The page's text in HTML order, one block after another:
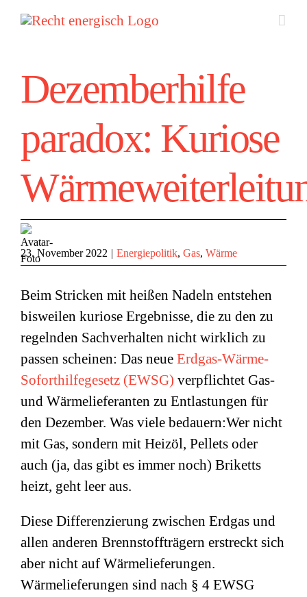
Zum
Inhalt
Dezemberhilfe
paradox: Kuriose
23. November 2022 | Energiepolitik, Gas, Wärme
Beim Stricken mit heißen Nadeln entstehen
bisweilen kuriose Ergebnisse, die zu den zu
regelnden Sachverhalten nicht wirklich zu
passen scheinen: Das neue Erdgas-Wärme-
Soforthilfegesetz (EWSG) verpflichtet Gas-
und Wärmelieferanten zu Entlastungen für
den Dezember. Was viele bedauern:Wer nicht
mit Gas, sondern mit Heizöl, Pellets oder
auch (ja, das gibt es immer noch) Briketts
heizt, geht leer aus.
Diese Differenzierung zwischen Erdgas und
allen anderen Brennstoffträgern erstreckt sich
aber nicht auf Wärmelieferungen.
Wärmelieferungen sind nach § 4 EWSG